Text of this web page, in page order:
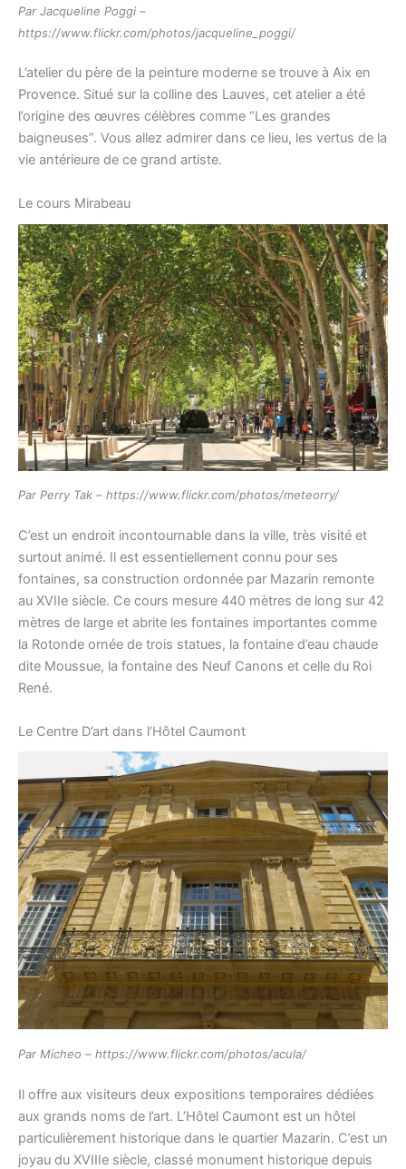
Par Jacqueline Poggi –
https://www.flickr.com/photos/jacqueline_poggi/
L’atelier du père de la peinture moderne se trouve à Aix en
Provence. Situé sur la colline des Lauves, cet atelier a été
l’origine des œuvres célèbres comme “Les grandes
baigneuses”. Vous allez admirer dans ce lieu, les vertus de la
vie antérieure de ce grand artiste.
Le cours Mirabeau
Par Perry Tak – https://www.flickr.com/photos/meteorry/
C’est un endroit incontournable dans la ville, très visité et
surtout animé. Il est essentiellement connu pour ses
fontaines, sa construction ordonnée par Mazarin remonte
au XVIIe siècle. Ce cours mesure 440 mètres de long sur 42
mètres de large et abrite les fontaines importantes comme
la Rotonde ornée de trois statues, la fontaine d’eau chaude
dite Moussue, la fontaine des Neuf Canons et celle du Roi
René.
Le Centre D’art dans l’Hôtel Caumont
Par Micheo – https://www.flickr.com/photos/acula/
Il offre aux visiteurs deux expositions temporaires dédiées
aux grands noms de l’art. L’Hôtel Caumont est un hôtel
particulièrement historique dans le quartier Mazarin. C’est un
joyau du XVIIIe siècle, classé monument historique depuis